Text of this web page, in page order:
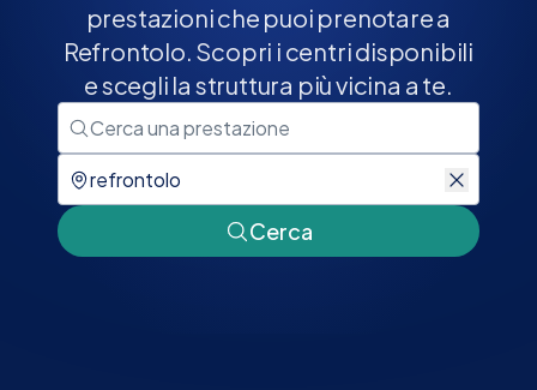
prestazioni che puoi prenotare a
Refrontolo. Scopri i centri disponibili
e scegli la struttura più vicina a te.
Cerca